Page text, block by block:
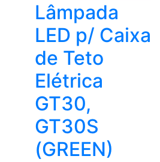
Lâmpada
LED p/ Caixa
de Teto
Elétrica
GT30,
GT30S
(GREEN)